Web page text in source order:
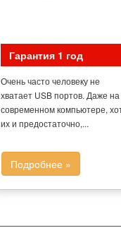
Гарантия 1 год
Очень часто человеку не
хватает USB портов. Даже на
современном компьютере,
их и предостаточно,...
Подробнее »